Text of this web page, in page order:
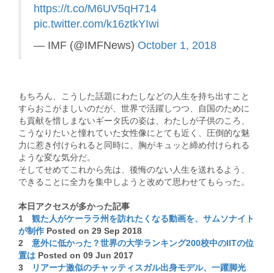
https://t.co/M6UV5qH714
pic.twitter.com/k16ztkYIwi
— IMF (@IMFNews) October 1, 2018
もちろん、こうした話題にわたしなどの人生を持ち出すこと
すらおこがましいのだが、世界で活躍しつつ、自国のために
も貢献を惜しまないギータ氏の姿は、わたしが子供のころ、
こうなりたいと憧れていた女性像にとても近く、圧倒的な魅
力に惹き付けられると同時に、胸がキュッと締め付けられる
ような変な気分だ。
そしてせめてこれから先は、後悔のない人生を送れるよう、
できることに全力を集中しようと改めて思わせてもらった。
本日アクセスが多かった記事
1 観た人がケーララ州を訪れたくなる動画を、サムソナイト
が制作 Posted on 29 Sep 2018
2 意外に低かった？世界の大学ランキング200校中のIITの位
置は Posted on 09 Jun 2017
3
リアーナ激似のチャッティスガル出身モデル、一躍脚光